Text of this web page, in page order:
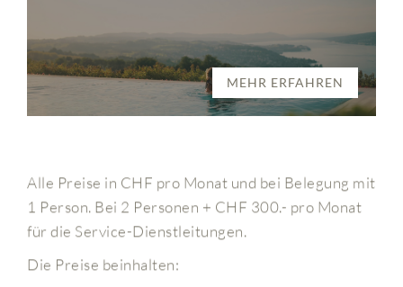
MEHR ERFAHREN
Alle Preise in CHF pro Monat und bei Belegung mit
1 Person. Bei 2 Personen + CHF 300.- pro Monat
für die Service-Dienstleitungen.
Die Preise beinhalten: